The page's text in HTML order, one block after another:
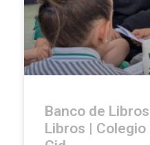
Banco de
Libros |